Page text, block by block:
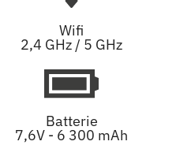
Wifi
2,4 GHz / 5 GHz
Batterie
7,6V - 6 300 mAh